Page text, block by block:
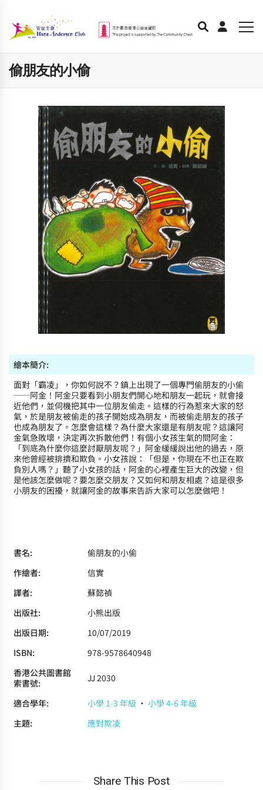
偷朋友的小偷
繪本簡介:
面對「霸凌」，你如何說不？鎮上出現了一個專門偷朋友的小偷
──阿金！阿金只要看到小朋友們開心地和朋友一起玩，就會接
近他們，並伺機把其中一位朋友偷走。這樣的行為惹來大家的怒
氣，於是朋友被偷走的孩子開始成為朋友，而被偷走朋友的孩子
也成為朋友了。怎麼會這樣？為什麼大家還是有朋友呢？這讓阿
金氣急敗壞，決定再次拆散他們！有個小女孩生氣的問阿金：
「到底為什麼你這麼討厭朋友呢？」阿金緩緩說出他的過去，原
來他曾經被排擠和欺負。小女孩說：「但是，你現在不也正在欺
負別人嗎？」聽了小女孩的話，阿金的心裡產生巨大的改變，但
是他該怎麼做呢？要怎麼交朋友？又如何和朋友相處？這是很多
小朋友的困擾，就讓阿金的故事來告訴大家可以怎麼做吧！
書名:
偷朋友的小偷
作繪者:
信實
譯者:
蘇懿禎
出版社:
小熊出版
出版日期:
10/07/2019
ISBN:
978-9578640948
香港公共圖書館
索書號:
JJ 2030
適合學年: 小學 1-3 年級 · 小學 4-6 年級
主題:
應對欺凌
Share This Post